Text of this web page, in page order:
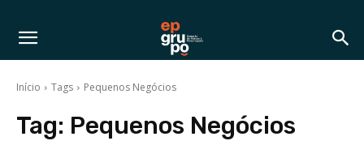
Início Tags Pequenos Negócios
Tag: Pequenos Negócios